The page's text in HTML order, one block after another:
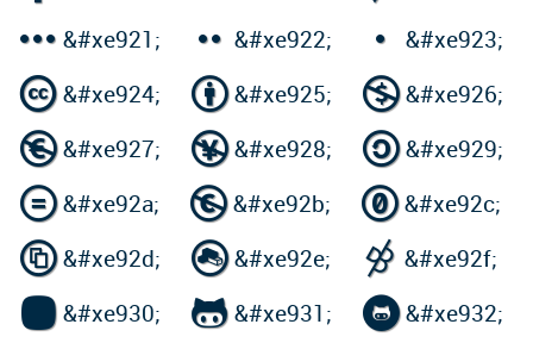
 &#xe921;  &#xe922;  &#xe923;
&#xe924; &#xe925; &#xe926;
&#xe927; &#xe928; &#xe929;
&#xe92a; &#xe92b; &#xe92c;
&#xe92d; &#xe92e;  &#xe92f;
&#xe930; &#xe931; &#xe932;